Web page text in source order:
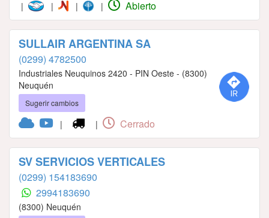
| | | | Abierto
SULLAIR ARGENTINA SA
(0299) 4782500
Industriales Neuquinos 2420 - PIN Oeste - (8300)
Neuquén
Sugerir cambios
| | Cerrado
SV SERVICIOS VERTICALES
(0299) 154183690
2994183690
(8300) Neuquén